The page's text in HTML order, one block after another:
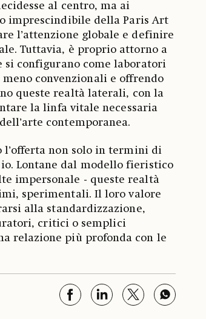
al centro, ma ai
imprescindibile della Paris Art
l’attenzione globale e definire
Tuttavia, è proprio attorno a
configurano come laboratori
convenzionali e offrendo
queste realtà laterali, con la
la linfa vitale necessaria
contemporanea.
non solo in termini di
Lontane dal modello fieristico
impersonale - queste realtà
sperimentali. Il loro valore
alla standardizzazione,
critici o semplici
relazione più profonda con le